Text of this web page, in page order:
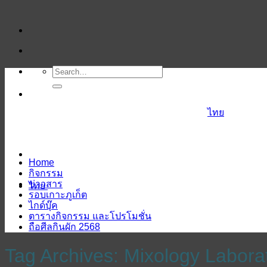
ไทย
ไทย
Home
กิจกรรม
ข่าวสาร
รอบเกาะภูเก็ต
ไกด์บุ๊ค
ตารางกิจกรรม และโปรโมชั่น
ถือศีลกินผัก 2568
Tag Archives: Mixology